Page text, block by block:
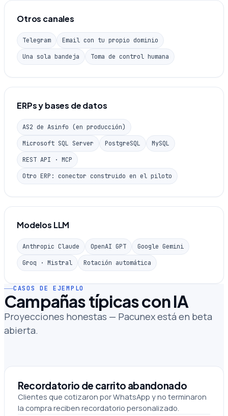
Otros canales
Telegram
Email con tu propio dominio
Una sola bandeja
Toma de control humana
ERPs y bases de datos
AS2 de Asinfo (en producción)
Microsoft SQL Server
PostgreSQL
MySQL
REST API · MCP
Otro ERP: conector construido en el piloto
Modelos LLM
Anthropic Claude OpenAI GPT
Google Gemini
Groq · Mistral
Rotación automática
CASOS DE EJEMPLO
Campañas típicas con IA
Proyecciones honestas — Pacunex está en beta
abierta.
Recordatorio de carrito abandonado
Clientes que cotizaron por WhatsApp y no terminaron
la compra reciben recordatorio personalizado.